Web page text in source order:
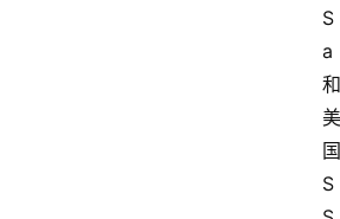
S
a
和
美
国
S